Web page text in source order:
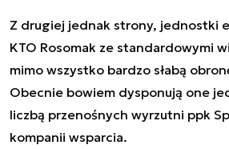
Z drugiej jednak strony, jednostki
KTO Rosomak ze standardowymi
mimo wszystko bardzo słabą
Obecnie bowiem dysponują one
liczbą przenośnych wyrzutni ppk
kompanii wsparcia.